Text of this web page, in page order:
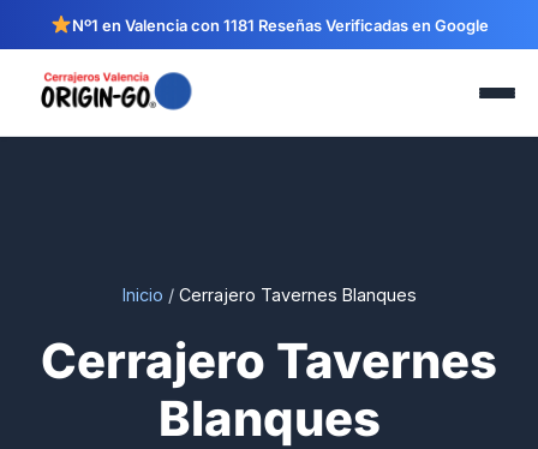
Nº1 en Valencia con 1181 Reseñas Verificadas en Google
Inicio / Cerrajero Tavernes Blanques
Cerrajero Tavernes
Blanques